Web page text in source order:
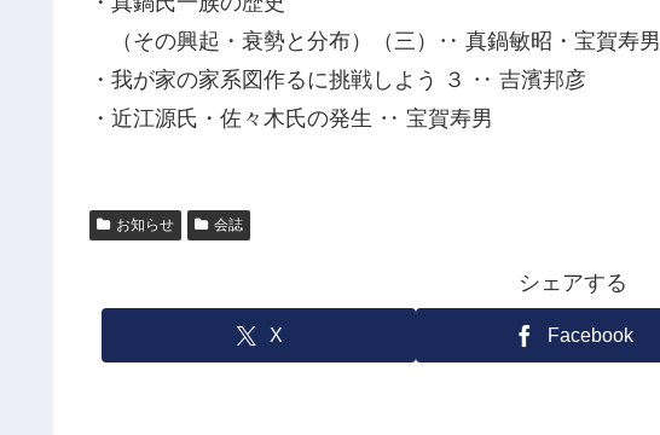
（その興起・衰勢と分布）（三）‥ 真鍋敏昭・宝賀寿男
・我が家の家系図作るに挑戦しよう ３ ‥ 吉濱邦彦
・近江源氏・佐々木氏の発生 ‥ 宝賀寿男
お知らせ 会誌
シェアする
X Facebook